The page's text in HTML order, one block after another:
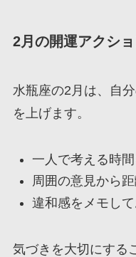
2月の開運アクシ
水瓶座の2月は、自
を上げます。
一人で考える時
周囲の意見から
違和感をメモして
気づきを大切にする